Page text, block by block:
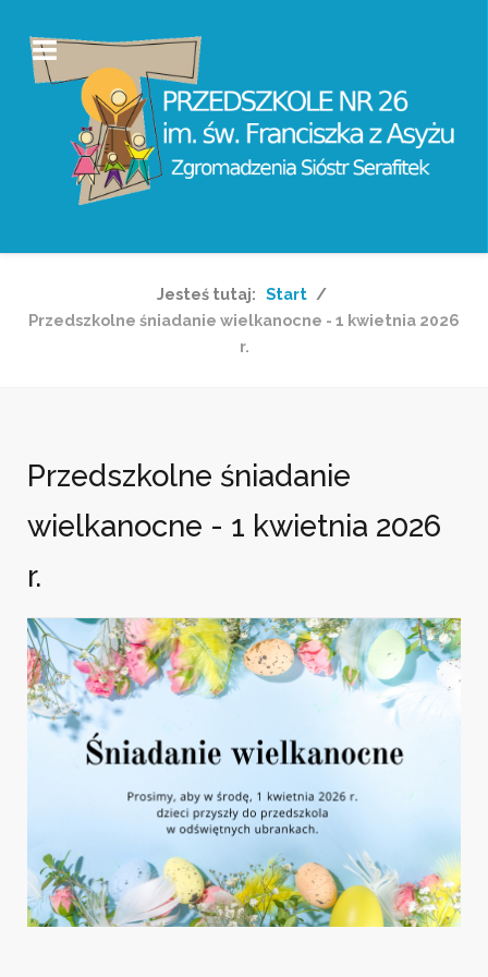
Jesteś tutaj: Start
Przedszkolne śniadanie wielkanocne - 1 kwietnia 2026
r.
Przedszkolne śniadanie
wielkanocne - 1 kwietnia 2026
r.